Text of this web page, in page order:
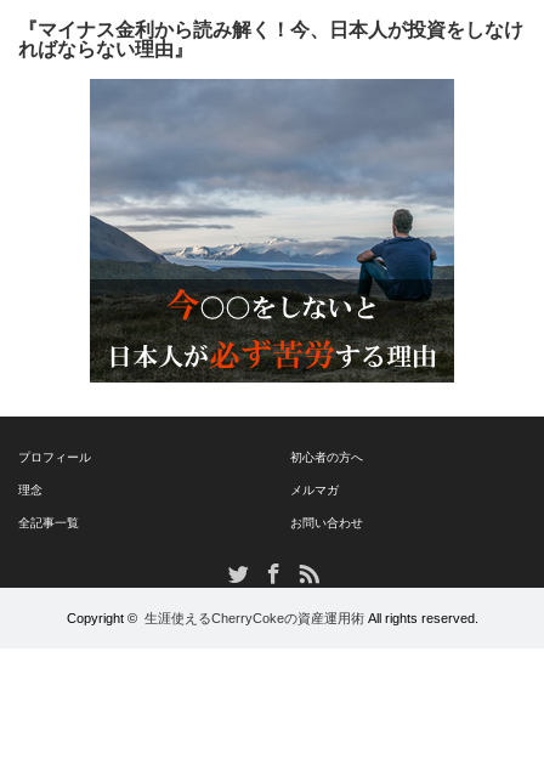
『マイナス金利から読み解く！今、日本人が投資をしなけ
ればならない理由』
プロフィール 初心者の方へ
理念 メルマガ
全記事一覧 お問い合わせ
TwitterFacebook
Copyright © 生涯使えるCherryCokeの資産運用術All rights reserved.